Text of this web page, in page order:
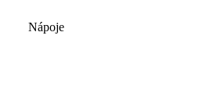
Nápoje